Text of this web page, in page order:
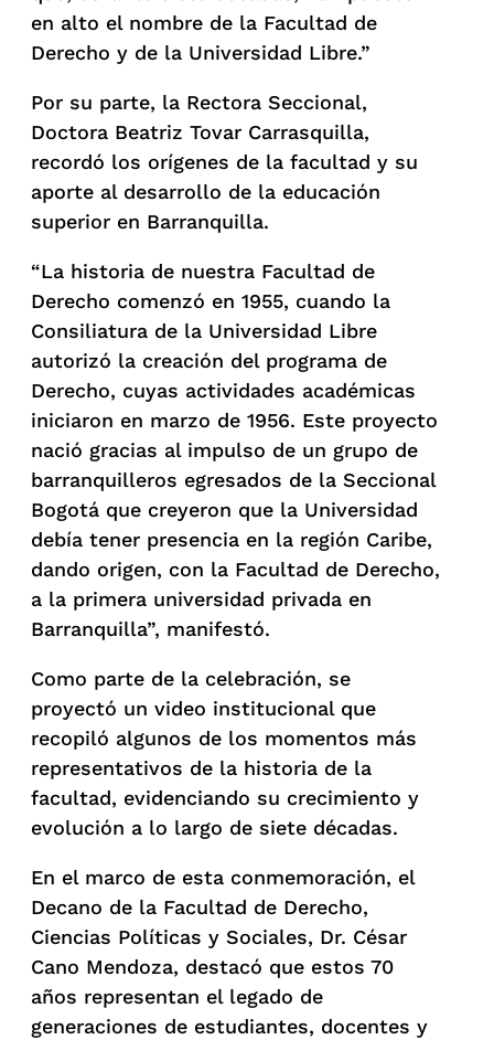
en alto el nombre de la Facultad de
Derecho y de la Universidad Libre.”
Por su parte, la Rectora Seccional,
Doctora Beatriz Tovar Carrasquilla,
recordó los orígenes de la facultad y su
aporte al desarrollo de la educación
superior en Barranquilla.
“La historia de nuestra Facultad de
Derecho comenzó en 1955, cuando la
Consiliatura de la Universidad Libre
autorizó la creación del programa de
Derecho, cuyas actividades académicas
iniciaron en marzo de 1956. Este proyecto
nació gracias al impulso de un grupo de
barranquilleros egresados de la Seccional
Bogotá que creyeron que la Universidad
debía tener presencia en la región Caribe,
dando origen, con la Facultad de Derecho,
a la primera universidad privada en
Barranquilla”, manifestó.
Como parte de la celebración, se
proyectó un video institucional que
recopiló algunos de los momentos más
representativos de la historia de la
facultad, evidenciando su crecimiento y
evolución a lo largo de siete décadas.
En el marco de esta conmemoración, el
Decano de la Facultad de Derecho,
Ciencias Políticas y Sociales, Dr. César
Cano Mendoza, destacó que estos 70
años representan el legado de
generaciones de estudiantes, docentes y